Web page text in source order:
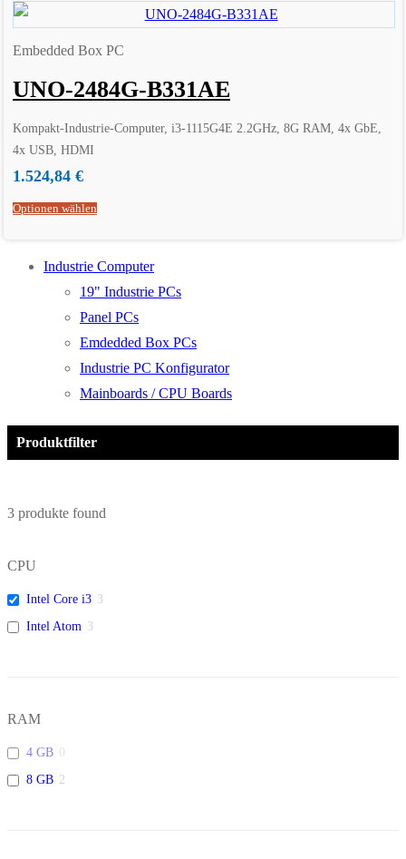
Embedded Box PC
UNO-2484G-B331AE
Kompakt-Industrie-Computer, i3-1115G4E 2.2GHz, 8G RAM, 4x GbE,
4x USB, HDMI
1.524,84 €
Optionen wählen
Industrie Computer
19" Industrie PCs
Panel PCs
Emdedded Box PCs
Industrie PC Konfigurator
Mainboards / CPU Boards
Produktfilter
3 produkte found
CPU
Intel Core i3 3
Intel Atom 3
RAM
4 GB 0
8 GB 2